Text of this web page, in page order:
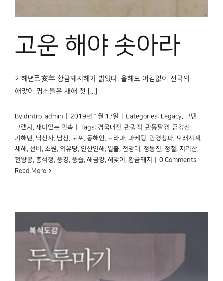
고운 해야 솟아라
기해년己亥年 황금돼지해가 밝았다. 올해도 어김없이 전국의
해맞이 명소들은 새해 첫 [...]
By dintro_admin 2019년 1월 17일 Categories: Legacy, 그땐
그랬지 , 재미있는 민속 Tags: 경국대전, 관광객, 관동팔경, 금강산,
기해년, 낙산사, 남산, 도포, 동해안, 드라마, 마케팅, 만경창파, 모래시계 ,
새해 , 선비 , 소원, 의유당, 인산인해 , 일출, 전망대 , 정동진, 정철, 지리산,
천왕봉, 총석정, 풍경, 풍습, 해금강, 해맞이 , 황금돼지
0 Comments
Read More